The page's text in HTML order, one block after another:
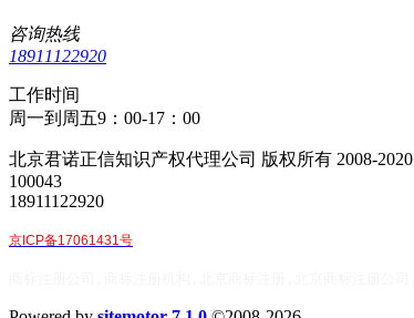
咨询热线
18911122920
工作时间
周一到周五9：00-17：00
北京君诺正信知识产权代理公司 版权所有 2008-2020
100043
18911122920
京ICP备17061431号